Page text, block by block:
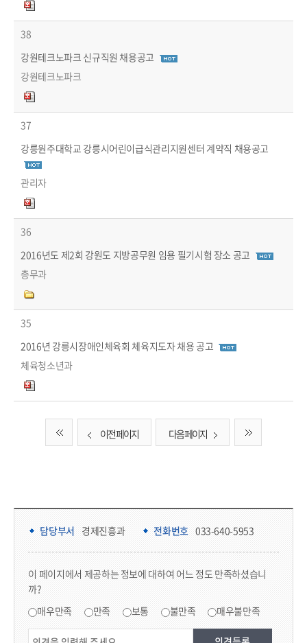
38
강원테크노파크 신규직원 채용공고
강원테크노파크
37
강릉원주대학교 강릉시어린이급식관리지원센터 계약직 채용공고
관리자
36
2016년도 제2회 강원도 지방공무원 임용 필기시험 장소 공고
총무과
35
2016년 강릉시장애인체육회 체육지도자 채용 공고
체육청소년과
이전 페이지 다음 페이지
담당부서 정보 & 컨텐츠 만족도 조사 & 공공저작물 자유이용 허락 표시
담당부서 경제진흥과 전화번호 033-640-5953
이 페이지에서 제공하는 정보에 대하여 어느 정도 만족하셨습니
까?
매우만족 만족 보통 불만족 매우불만족